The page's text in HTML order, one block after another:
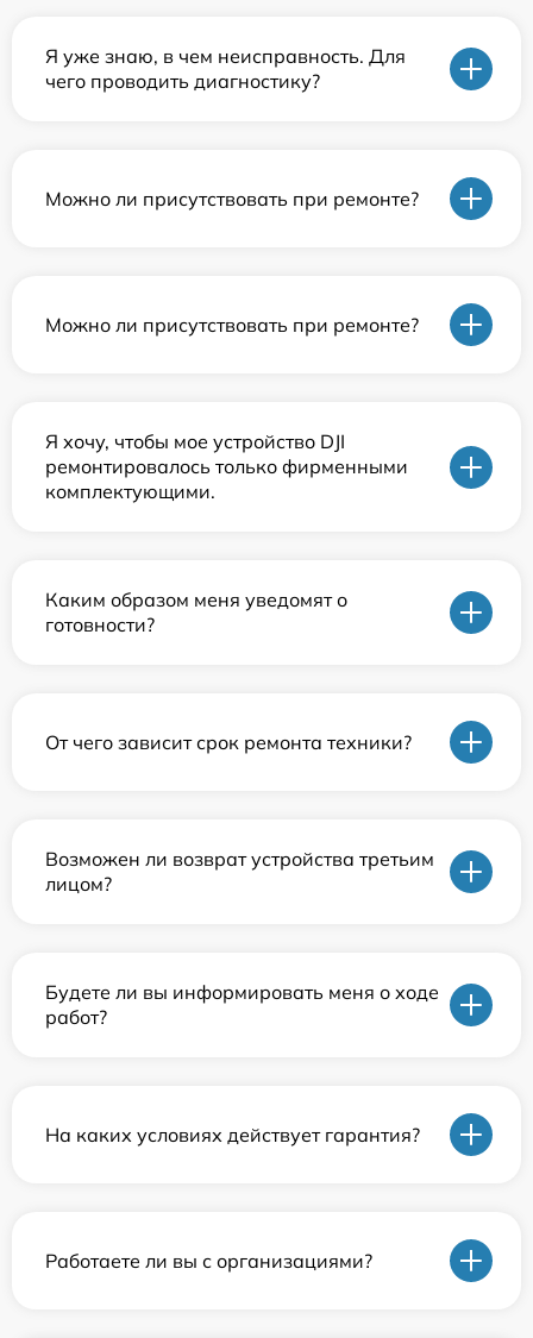
Я уже знаю, в чем неисправность. Для
чего проводить диагностику?
Можно ли присутствовать при ремонте?
Можно ли присутствовать при ремонте?
Я хочу, чтобы мое устройство DJI
ремонтировалось только фирменными
комплектующими.
Каким образом меня уведомят о
готовности?
От чего зависит срок ремонта техники?
Возможен ли возврат устройства третьим
лицом?
Будете ли вы информировать меня о ходе
работ?
На каких условиях действует гарантия?
Работаете ли вы с организациями?